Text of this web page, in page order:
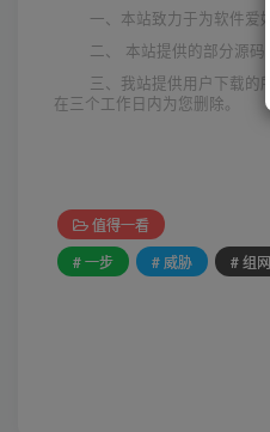
一、本站致力于为软件爱
二、 本站提供的部分源
三、我站提供用户下载的
在三个工作日内为您删除。
值得一看
# 一步
# 威胁 # 组网